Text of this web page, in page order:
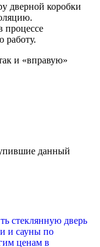
дверной коробки
процессе
работу.
и «вправую»
данный